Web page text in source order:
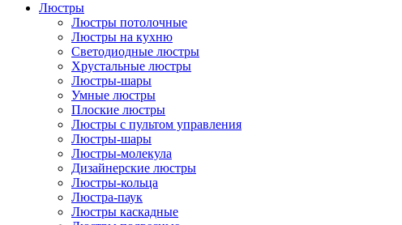
Люстры
Люстры потолочные
Люстры на кухню
Светодиодные люстры
Хрустальные люстры
Люстры-шары
Умные люстры
Плоские люстры
Люстры с пультом управления
Люстры-шары
Люстры-молекула
Дизайнерские люстры
Люстры-кольца
Люстра-паук
Люстры каскадные